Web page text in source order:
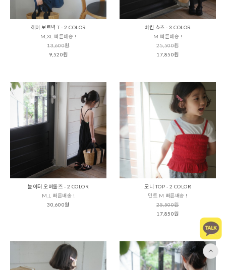
헤이 보트넥 T - 2 COLOR
M,XL 빠른배송 !
13,600원
9,520원
버킨 쇼츠 - 3 COLOR
M 빠른배송 !
25,500원
17,850원
놀이터 오버롤즈 - 2 COLOR
M,L 빠른배송 !
30,600원
모니 TOP - 2 COLOR
민트 M 빠른배송 !
25,500원
17,850원